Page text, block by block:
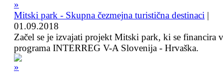
Mitski park - Skupna čezmejna turistična destinaci |
01.09.2018
Začel se je izvajati projekt Mitski park, ki se financira
programa INTERREG V-A Slovenija - Hrvaška.